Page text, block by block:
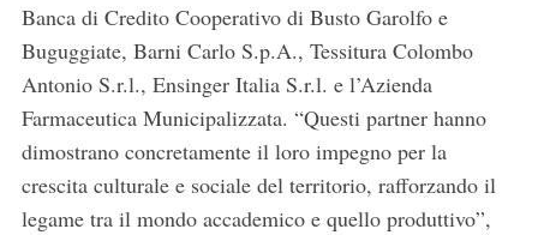
Banca di Credito Cooperativo di Busto Garolfo e
Buguggiate, Barni Carlo S.p.A., Tessitura Colombo
Antonio S.r.l., Ensinger Italia S.r.l. e l’Azienda
Farmaceutica Municipalizzata. “Questi partner hanno
dimostrano concretamente il loro impegno per la
crescita culturale e sociale del territorio, rafforzando il
legame tra il mondo accademico e quello produttivo”,